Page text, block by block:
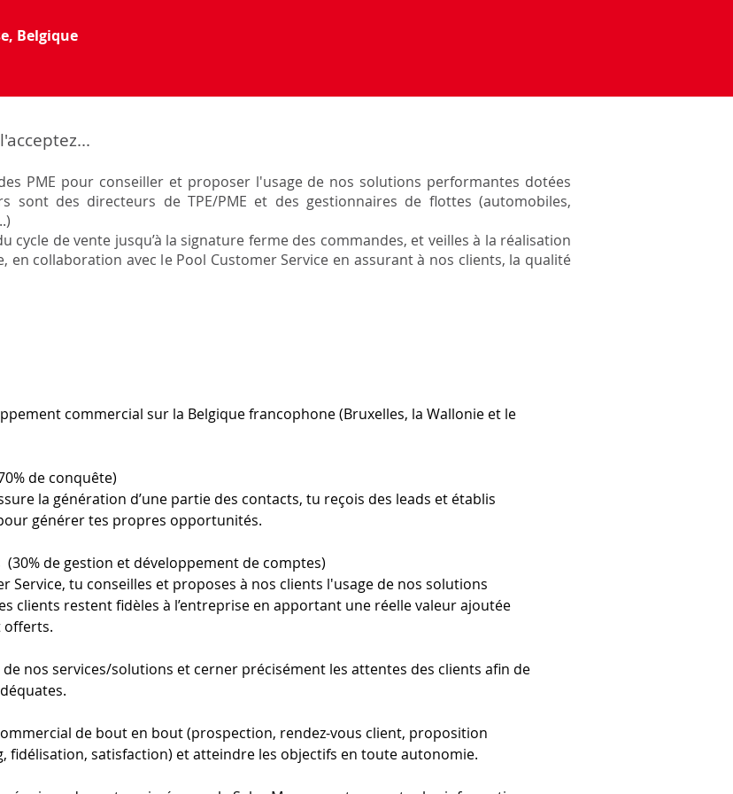
Belgique
PME pour conseiller et proposer l'usage de nos solutions performantes dotées
sont des directeurs de TPE/PME et des gestionnaires de flottes (automobiles,
cycle de vente jusqu’à la signature ferme des commandes, et veilles à la réalisation
collaboration avec le Pool Customer Service en assurant à nos clients, la qualité
commercial sur la Belgique francophone (Bruxelles, la Wallonie et le
de conquête)
la génération d’une partie des contacts, tu reçois des leads et établis
générer tes propres opportunités.
(30% de gestion et développement de comptes)
Service, tu conseilles et proposes à nos clients l'usage de nos solutions
clients restent fidèles à l’entreprise en apportant une réelle valeur ajoutée
offerts.
nos services/solutions et cerner précisément les attentes des clients afin de
de bout en bout (prospection, rendez-vous client, proposition
fidélisation, satisfaction) et atteindre les objectifs en toute autonomie.